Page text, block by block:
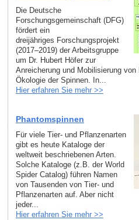
Die Deutsche
Forschungsgemeinschaft (DFG)
fördert ein
dreijähriges Forschungsprojekt
(2017–2019) der Arbeitsgruppe
um Dr. Hubert Höfer zur
Anreicherung und Mobilisierung von
Ökologie der Spinnen. In...
Hier erfahren Sie mehr >>
Phantomspinnen
Für viele Tier- und Pflanzenarten
gibt es heute Kataloge der
weltweit beschriebenen Arten.
Solche Kataloge (z.B. der World
Spider Catalog) führen Namen
von Tausenden von Tier- und
Pflanzenarten auf. Aber nicht
jeder...
Hier erfahren Sie mehr >>